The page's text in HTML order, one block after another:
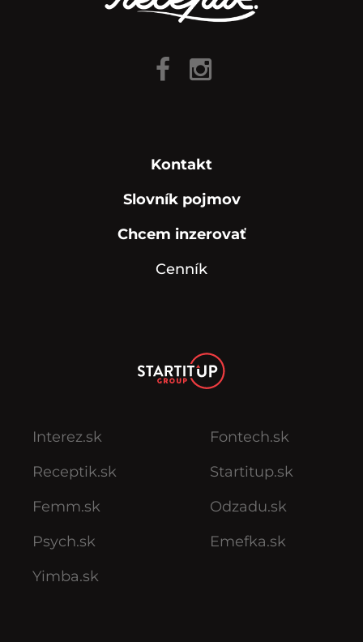
Kontakt
Slovník pojmov
Chcem inzerovať
Cenník
Interez.sk
Receptik.sk
Femm.sk
Psych.sk
Yimba.sk
Fontech.sk
Startitup.sk
Odzadu.sk
Emefka.sk